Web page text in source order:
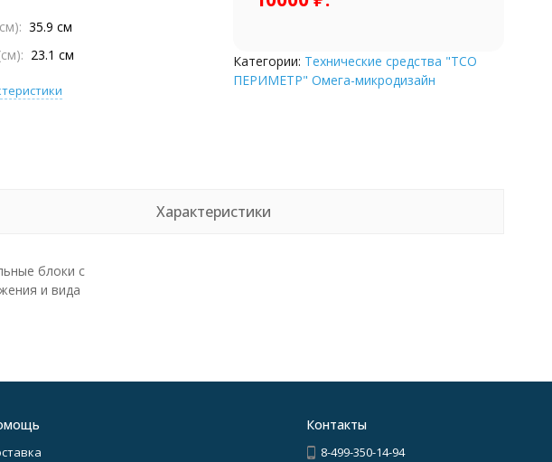
35.9 см
23.1 см Категории: Технические средства "ТСО
ПЕРИМЕТР" Омега-микродизайн
Характеристики
блоки с
и вида
Контакты
8-499-350-14-94